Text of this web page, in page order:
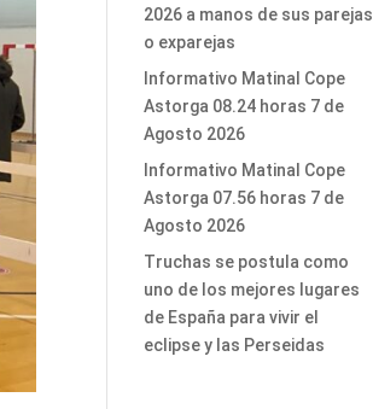
2026 a manos de sus parejas
o exparejas
Informativo Matinal Cope
Astorga 08.24 horas 7 de
Agosto 2026
Informativo Matinal Cope
Astorga 07.56 horas 7 de
Agosto 2026
Truchas se postula como
uno de los mejores lugares
de España para vivir el
eclipse y las Perseidas